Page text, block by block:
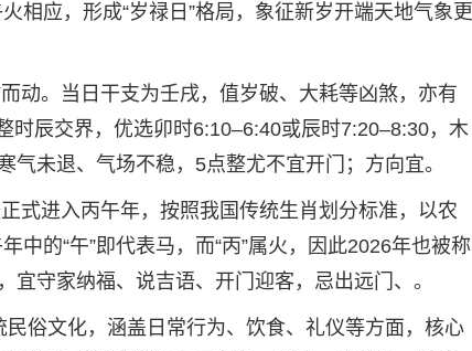
相应，形成“岁禄日”格局，象征新岁开端天地气象更
动。当日干支为壬戌，值岁破、大耗等凶煞，亦有
时辰交界，优选卯时6:10–6:40或辰时7:20–8:30，木
未退、气场不稳，5点整尤不宜开门；方向宜。
式进入丙午年，按照我国传统生肖划分标准，以农
的“午”即代表马，而“丙”属火，因此2026年也被称
宜守家纳福、说吉语、开门迎客，忌出远门、。
俗文化，涵盖日常行为、饮食、礼仪等方面，核心